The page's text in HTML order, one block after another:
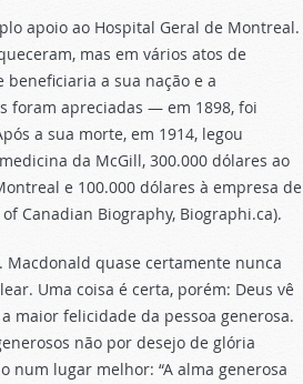
apoio ao Hospital Geral de Montreal.
mas em vários atos de
a sua nação e a
foram apreciadas — em 1898, foi
a sua morte, em 1914, legou
da McGill, 300.000 dólares ao
e 100.000 dólares à empresa de
Canadian Biography, Biographi.ca).
quase certamente nunca
Uma coisa é certa, porém: Deus vê
maior felicidade da pessoa generosa.
não por desejo de glória
lugar melhor: “A alma generosa